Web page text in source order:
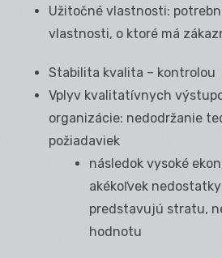
Užitočné vlastnosti:
vlastnosti, o ktoré má
Stabilita kvalita – kontrolou
Vplyv kvalitatívnych
organizácie: nedodržanie
požiadaviek
následok vysoké
akékoľvek
predstavujú stratu,
hodnotu